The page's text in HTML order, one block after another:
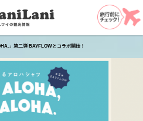
」第二弾 BAYFLOWとコラボ開始！